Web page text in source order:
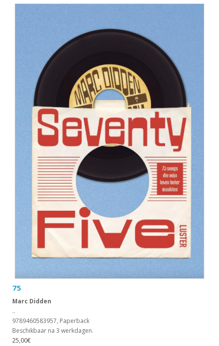
75
Marc Didden
..
9789460583957, Paperback
Beschikbaar na 3 werkdagen.
25,00€